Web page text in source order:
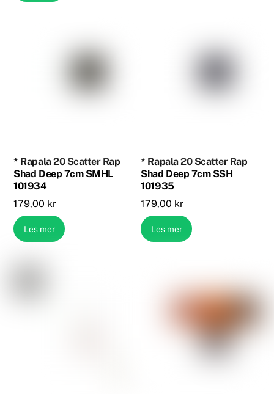
* Rapala 20 Scatter Rap
Shad Deep 7cm SMHL
101934
179,00 kr
Les mer
* Rapala 20 Scatter Rap
Shad Deep 7cm SSH
101935
179,00 kr
Les mer